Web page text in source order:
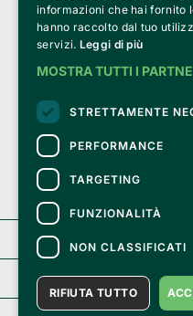
Credits:
Clappit è basato sulla piattaforma
dall’Agenzia delle Entrate con
2025.
Su Clappit i tuoi acquisti ed i tuoi dati
sono sicuri e protetti da un
con crittografia a 128 bit.
Clappit
Help center
informazioni che hai fornito
hanno raccolto dal tuo
servizi. Leggi di più
MOSTRA TUTTI I
STRETTAMENTE
PERFORMANCE
TARGETING
FUNZIONALITÀ
NON CLASSIFICATI
RIFIUTA TUTTO